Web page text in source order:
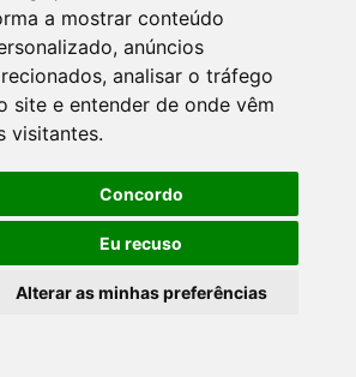
a mostrar conteúdo
anúncios
analisar o tráfego
site e entender de onde vêm
visitantes.
Concordo
Eu recuso
Alterar as minhas preferências
Grant Thornton e Deloitte & Touche e
inclusive o Citibank e o Deutsche Bank,
a fazer negócios. Entre as alegações mais
Parmalat foi inadvertidamente listado
mais de 25 empresas afiliadas utilizadas
financeiros da empresa.
o propósito das manobras contábeis era o
depois que perdeu fortunas na
que enriquecer diretamente Tanzi e sua
tivessem interesse financeiro em
Nesse sentido, o caso parecia diferente de
como o da Tyco e da Enron, onde o
ser enriquecer um punhado de detentores
A maioria dos relatos diz que a família
vida relativamente modesto considerando o
pode ser dito dos norte-americanos